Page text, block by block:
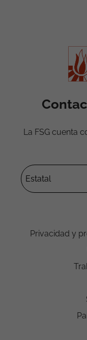
La FSG cuenta
Privacidad y